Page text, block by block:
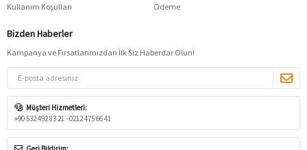
Kullanım Koşulları
Ödeme
Bizden Haberler
Kampanya ve Fırsatlarımızdan İlk Siz Haberdar Olun!
Müşteri Hizmetleri:
+90 532 492 83 21 - 0212 475 66 41